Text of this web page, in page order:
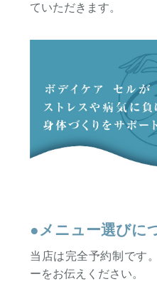
ていただきます。
●メニュー選びに
当店は完全予約制です
ーをお伝えください。